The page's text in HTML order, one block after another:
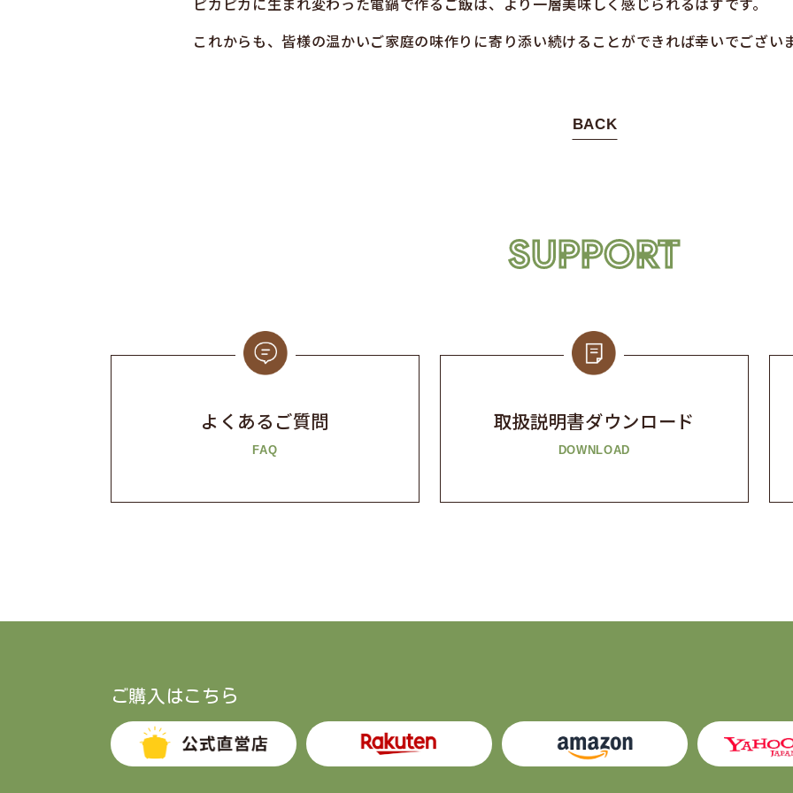
これからも、皆様の温かいご家庭の味作りに寄り添い続けることができれば幸いでござい
BACK
SUPPORT
よくあるご質問
FAQ
取扱説明書ダウンロード
DOWNLOAD
ご購入はこちら